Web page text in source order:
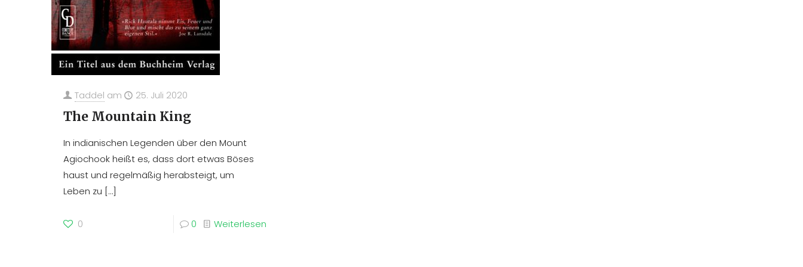
Taddel am 25. Juli 2020
The Mountain King
In indianischen Legenden über den Mount
Agiochook heißt es, dass dort etwas Böses
haust und regelmäßig herabsteigt, um
Leben zu […]
0 0 Weiterlesen